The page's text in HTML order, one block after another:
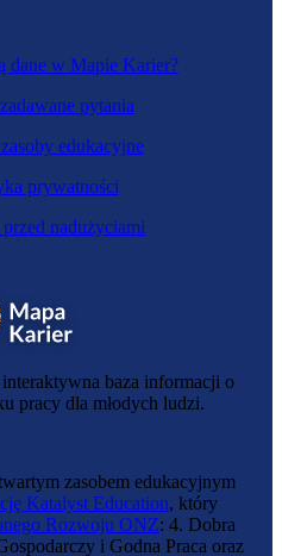
baza informacji o
pracy dla młodych ludzi.
dane w Mapie Karier?
pytania
edukacyjne
prywatności
nadużyciami
zasobem edukacyjnym
Katalyst Education, który
Rozwoju ONZ: 4. Dobra
i Godna Praca oraz